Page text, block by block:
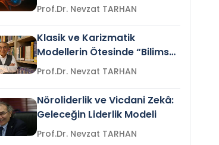
Prof.Dr. Nevzat TARHAN
Klasik ve Karizmatik
Modellerin Ötesinde “Bilimsel
Liderlik”
Prof.Dr. Nevzat TARHAN
Nöroliderlik ve Vicdani Zekâ:
Geleceğin Liderlik Modeli
Prof.Dr. Nevzat TARHAN